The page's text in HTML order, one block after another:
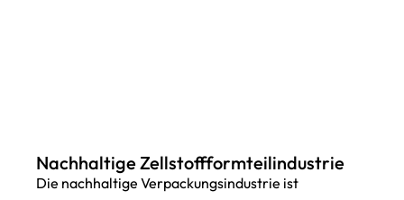
Nachhaltige Zellstoffformteilindustrie
Die nachhaltige Verpackungsindustrie ist